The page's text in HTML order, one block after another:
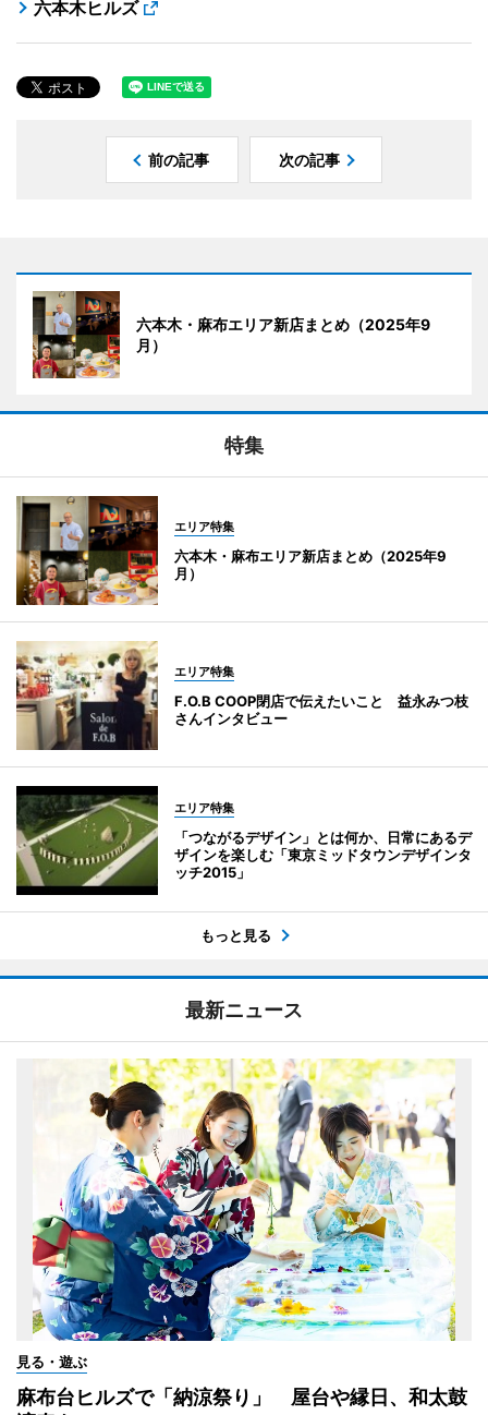
六本木ヒルズ
前の記事 次の記事
六本木・麻布エリア新店まとめ（2025年9
月）
特集
エリア特集
六本木・麻布エリア新店まとめ（2025年9
月）
エリア特集
F.O.B COOP閉店で伝えたいこと 益永みつ枝
さんインタビュー
エリア特集
「つながるデザイン」とは何か、日常にあるデ
ザインを楽しむ「東京ミッドタウンデザインタ
ッチ2015」
もっと見る
最新ニュース
見る・遊ぶ
麻布台ヒルズで「納涼祭り」 屋台や縁日、和太鼓